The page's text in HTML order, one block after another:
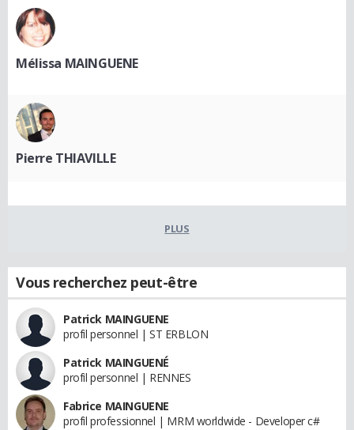
Mélissa MAINGUENE
Pierre THIAVILLE
PLUS
Vous recherchez peut-être
Patrick MAINGUENE
profil personnel | ST ERBLON
Patrick MAINGUENÉ
profil personnel | RENNES
Fabrice MAINGUENE
profil professionnel | MRM worldwide - Developer c#